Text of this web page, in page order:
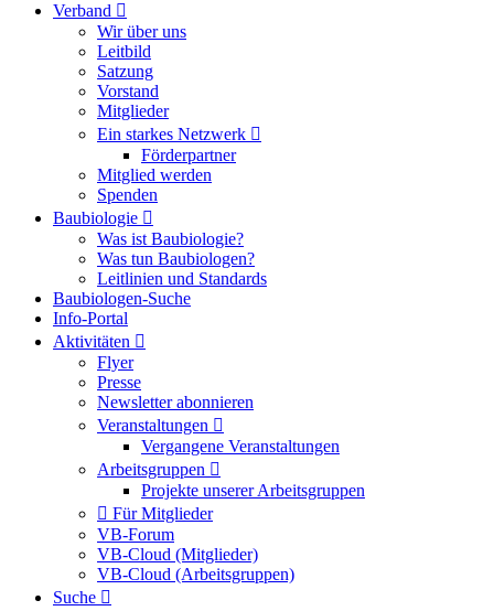
Verband
Wir über uns
Leitbild
Satzung
Vorstand
Mitglieder
Ein starkes Netzwerk
Förderpartner
Mitglied werden
Spenden
Baubiologie
Was ist Baubiologie?
Was tun Baubiologen?
Leitlinien und Standards
Baubiologen-Suche
Info-Portal
Aktivitäten
Flyer
Presse
Newsletter abonnieren
Veranstaltungen
Vergangene Veranstaltungen
Arbeitsgruppen
Projekte unserer Arbeitsgruppen
Für Mitglieder
VB-Forum
VB-Cloud (Mitglieder)
VB-Cloud (Arbeitsgruppen)
Suche